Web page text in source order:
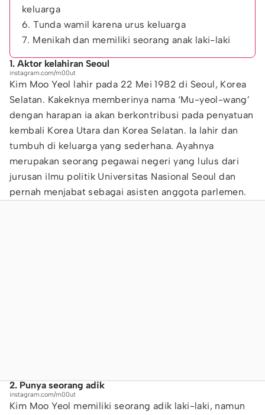
keluarga
6. Tunda wamil karena urus keluarga
7. Menikah dan memiliki seorang anak laki-laki
1. Aktor kelahiran Seoul
instagram.com/m00ut
Kim Moo Yeol lahir pada 22 Mei 1982 di Seoul, Korea
Selatan. Kakeknya memberinya nama ‘Mu-yeol-wang’
dengan harapan ia akan berkontribusi pada penyatuan
kembali Korea Utara dan Korea Selatan. Ia lahir dan
tumbuh di keluarga yang sederhana. Ayahnya
merupakan seorang pegawai negeri yang lulus dari
jurusan ilmu politik Universitas Nasional Seoul dan
pernah menjabat sebagai asisten anggota parlemen.
2. Punya seorang adik
instagram.com/m00ut
Kim Moo Yeol memiliki seorang adik laki-laki, namun